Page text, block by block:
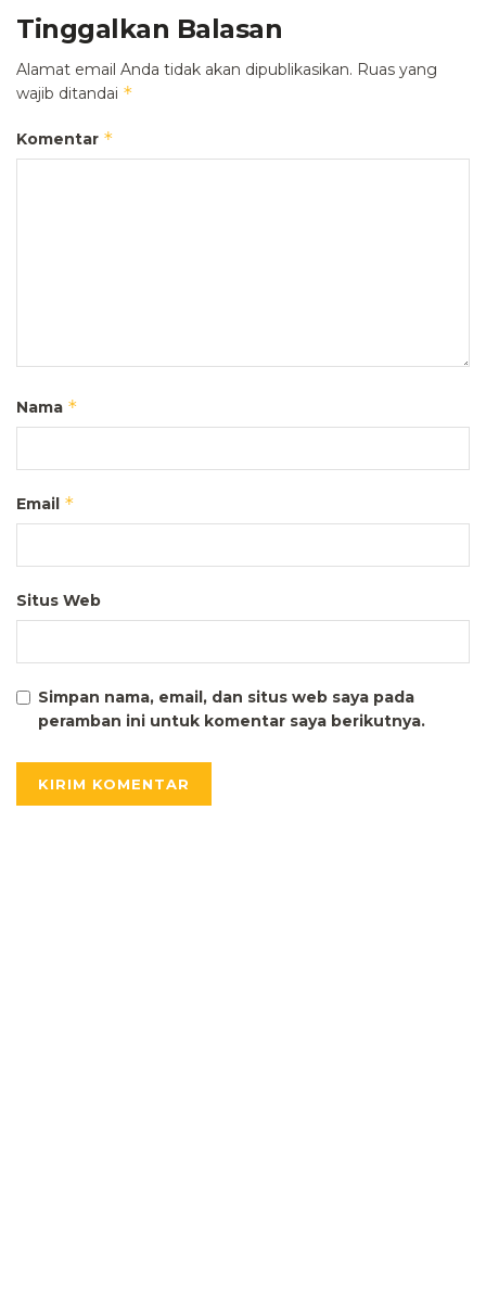
Tinggalkan Balasan
Alamat email Anda tidak akan dipublikasikan. Ruas yang
wajib ditandai *
Komentar *
Nama *
Email *
Situs Web
Simpan nama, email, dan situs web saya pada
peramban ini untuk komentar saya berikutnya.